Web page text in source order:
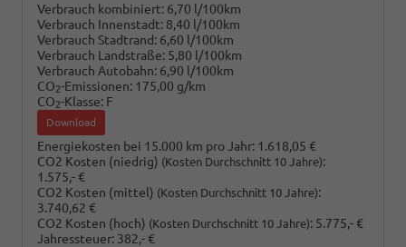
Verbrauch kombiniert: 6,70 l/100km
Verbrauch Innenstadt: 8,40 l/100km
Verbrauch Stadtrand: 6,60 l/100km
Verbrauch Landstraße: 5,80 l/100km
Verbrauch Autobahn: 6,90 l/100km
CO2-Emissionen: 175,00 g/km
CO2-Klasse: F
Download
Energiekosten bei 15.000 km pro Jahr: 1.618,05 €
CO2 Kosten (niedrig) (Kosten Durchschnitt 10 Jahre):
1.575,- €
CO2 Kosten (mittel) (Kosten Durchschnitt 10 Jahre):
3.740,62 €
CO2 Kosten (hoch) (Kosten Durchschnitt 10 Jahre): 5.775,- €
Jahressteuer: 382,- €